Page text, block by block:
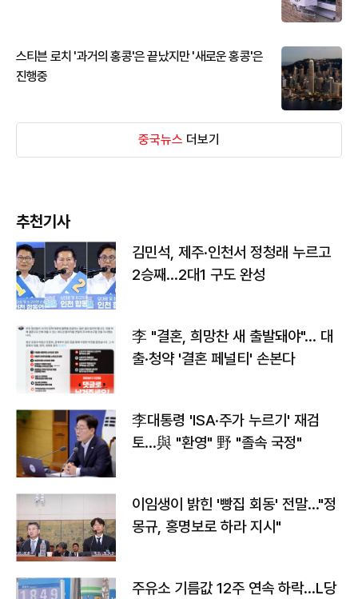
스티븐 로치 '과거의 홍콩'은 끝났지만 '새로운 홍콩'은
진행중
중국뉴스 더보기
추천기사
김민석, 제주·인천서 정청래 누르고
2승째…2대1 구도 완성
李 "결혼, 희망찬 새 출발돼야"… 대
출·청약 '결혼 페널티' 손본다
李대통령 'ISA·주가 누르기' 재검
토…與 "환영" 野 "졸속 국정"
이임생이 밝힌 '빵집 회동' 전말…"정
몽규, 홍명보로 하라 지시"
주유소 기름값 12주 연속 하락…L당